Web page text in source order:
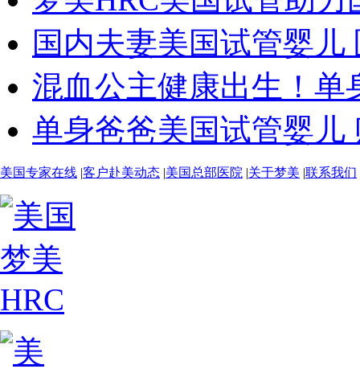
国内夫妻美国试管婴
混血公主健康出生！单
单身爸爸美国试管婴儿
美国专家在线 |客户赴美动态 |美国总部医院 |关于梦美 |联系我们